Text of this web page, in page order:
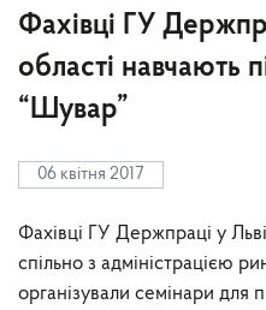
Фахівці ГУ
області навчають
“Шувар”
06 квітня 2017
Фахівці ГУ Держпраці у
спільно з адміністрацією
організували семінари для